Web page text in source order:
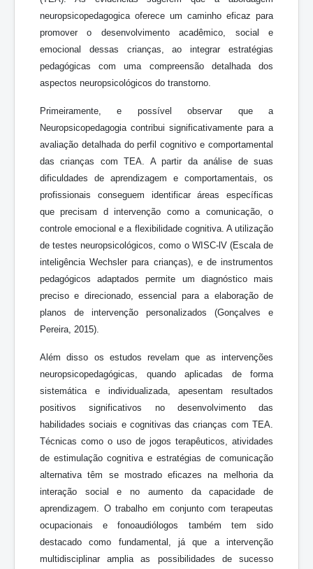
neuropsicopedagogica oferece um caminho eficaz para
promover o desenvolvimento acadêmico, social e
emocional dessas crianças, ao integrar estratégias
pedagógicas com uma compreensão detalhada dos
aspectos neuropsicológicos do transtorno.
Primeiramente, e possível observar que a
Neuropsicopedagogia contribui significativamente para a
avaliação detalhada do perfil cognitivo e comportamental
das crianças com TEA. A partir da análise de suas
dificuldades de aprendizagem e comportamentais, os
profissionais conseguem identificar áreas específicas
que precisam d intervenção como a comunicação, o
controle emocional e a flexibilidade cognitiva. A utilização
de testes neuropsicológicos, como o WISC-lV (Escala de
inteligência Wechsler para crianças), e de instrumentos
pedagógicos adaptados permite um diagnóstico mais
preciso e direcionado, essencial para a elaboração de
planos de intervenção personalizados (Gonçalves e
Pereira, 2015).
Além disso os estudos revelam que as intervenções
neuropsicopedagógicas, quando aplicadas de forma
sistemática e individualizada, apesentam resultados
positivos significativos no desenvolvimento das
habilidades sociais e cognitivas das crianças com TEA.
Técnicas como o uso de jogos terapêuticos, atividades
de estimulação cognitiva e estratégias de comunicação
alternativa têm se mostrado eficazes na melhoria da
interação social e no aumento da capacidade de
aprendizagem. O trabalho em conjunto com terapeutas
ocupacionais e fonoaudiólogos também tem sido
destacado como fundamental, já que a intervenção
multidisciplinar amplia as possibilidades de sucesso